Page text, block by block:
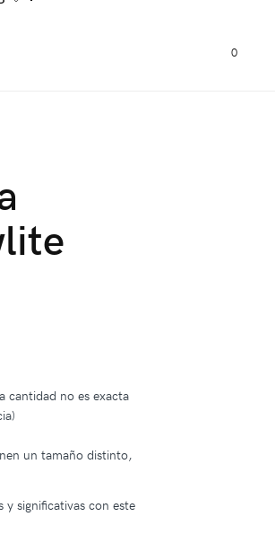
0
cantidad no es exacta
un tamaño distinto,
y significativas con este